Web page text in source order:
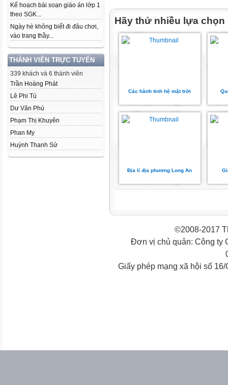
Kế hoạch bài soạn giáo án lớp 1
theo SGK...
Ngày hè không biết đi đâu chơi,
vào trang thầy...
THÀNH VIÊN TRỰC TUYẾN
339 khách và 6 thành viên
Trần Hoàng Phát
Lê Phi Tú
Dư Văn Phú
Phạm Thị Khuyên
Phan My
Huỳnh Thanh Sử
Hãy thử nhiều lựa chọn
Các hành tinh hệ mặt trời
Địa lí địa phương Long An
©2008-2017
Đơn vị chủ quản: Công ty
Giấy phép mạng xã hội số